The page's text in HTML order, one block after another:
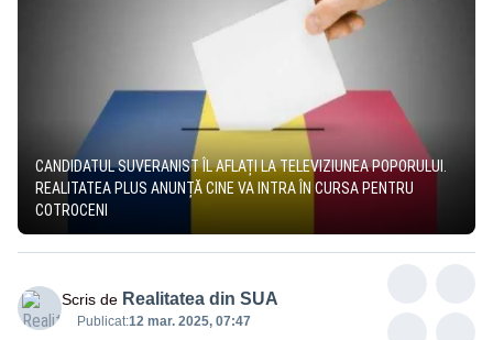
CANDIDATUL SUVERANIST ÎL AFLAȚI LA TELEVIZIUNEA POPORULUI.
REALITATEA PLUS ANUNȚĂ CINE VA INTRA ÎN CURSA PENTRU
COTROCENI
Scris de Realitatea din SUA
Publicat:12 mar. 2025, 07:47